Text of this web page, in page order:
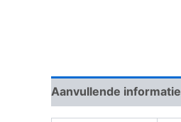
Aanvullende informatie